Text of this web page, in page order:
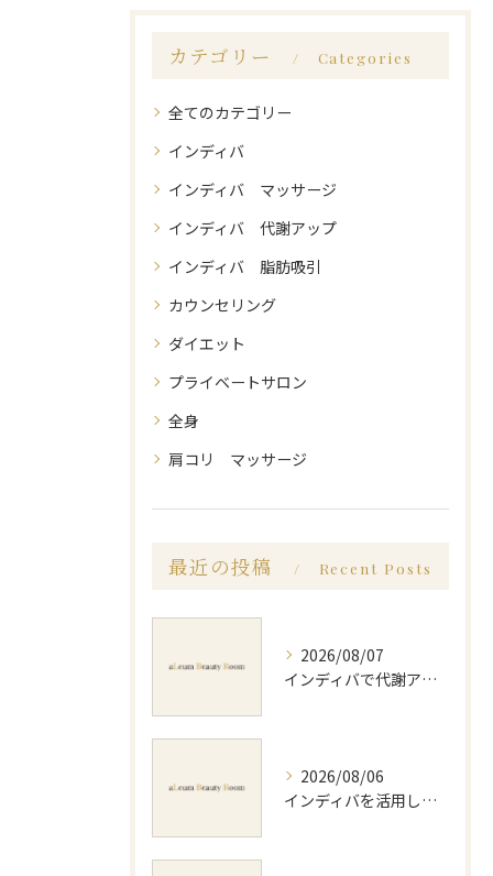
カテゴリー Categories
全てのカテゴリー
インディバ
インディバ マッサージ
インディバ 代謝アップ
インディバ 脂肪吸引
カウンセリング
ダイエット
プライベートサロン
全身
肩コリ マッサージ
最近の投稿 Recent Posts
2026/08/07
インディバで代謝アップ体験効果とビフォーアフター徹底解説
2026/08/06
インディバを活用した足痩せ方法とセルライトやむくみ改善のポイント